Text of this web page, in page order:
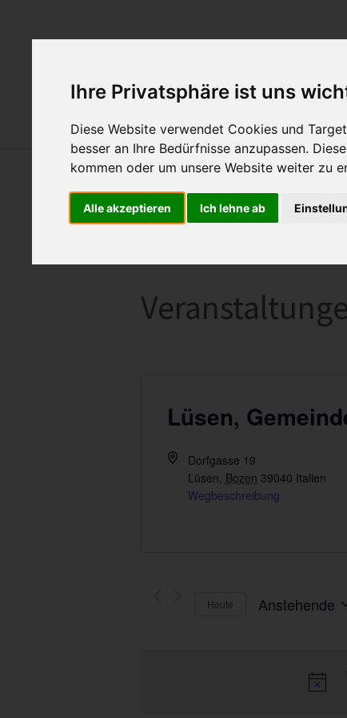
Ihre Privatsphäre ist uns
Diese Website verwendet Cookies und
besser an Ihre Bedürfnisse anzupassen.
kommen oder um unsere Website weiter zu
Alle akzeptieren Ich lehne ab
Lüsen,
Dorfgasse 19
Lüsen Bozen 39040 Italien
Wegbeschreibung
Heute Anstehende